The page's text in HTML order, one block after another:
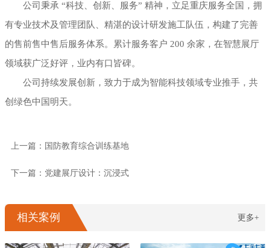
公司秉承 “科技、创新、服务” 精神，立足重庆服务全国，拥
有专业技术及管理团队、精湛的设计研发施工队伍，构建了完善
的售前售中售后服务体系。累计服务客户 200 余家，在智慧展厅
领域获广泛好评，业内有口皆碑。
公司持续发展创新，致力于成为智能科技领域专业推手，共
创绿色中国明天。
上一篇：国防教育综合训练基地
下一篇：党建展厅设计：沉浸式
相关案例 更多+